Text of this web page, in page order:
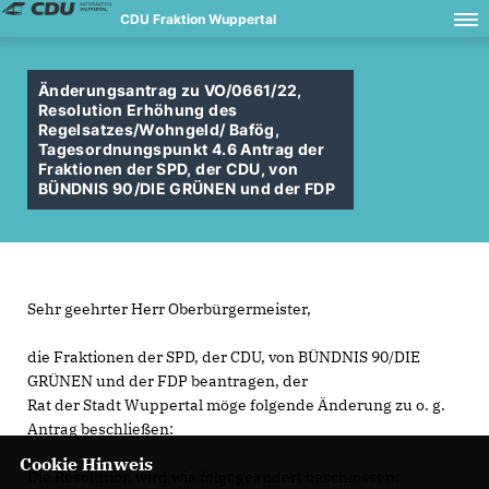
CDU Fraktion Wuppertal
Änderungsantrag zu VO/0661/22,
Resolution Erhöhung des
Regelsatzes/Wohngeld/ Bafög,
Tagesordnungspunkt 4.6 Antrag der
Fraktionen der SPD, der CDU, von
BÜNDNIS 90/DIE GRÜNEN und der FDP
Sehr geehrter Herr Oberbürgermeister,
die Fraktionen der SPD, der CDU, von BÜNDNIS 90/DIE
GRÜNEN und der FDP beantragen, der
Rat der Stadt Wuppertal möge folgende Änderung zu o. g.
Antrag beschließen:
Die Resolution wird wie folgt geändert beschlossen:
Cookie Hinweis